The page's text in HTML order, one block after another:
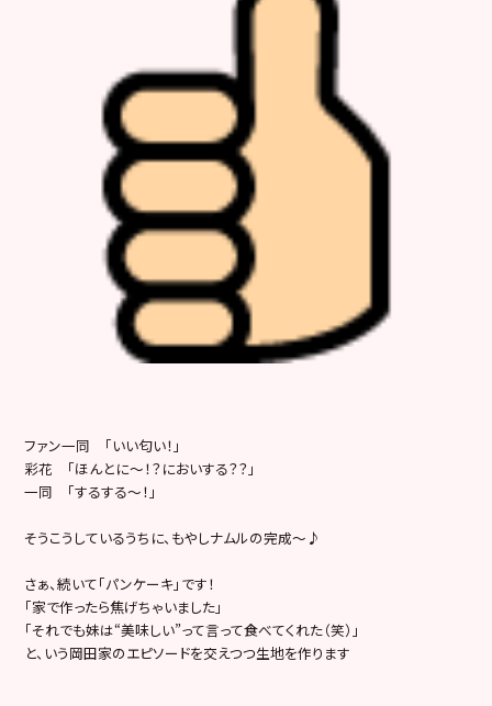
ファン一同 「いい匂い！」
彩花 「ほんとに～！？においする？？」
一同 「するする～！」
そうこうしているうちに、もやしナムルの完成～♪
さぁ、続いて「パンケーキ」です！
「家で作ったら焦げちゃいました」
「それでも妹は“美味しい”って言って食べてくれた（笑）」
と、いう岡田家のエピソードを交えつつ生地を作ります